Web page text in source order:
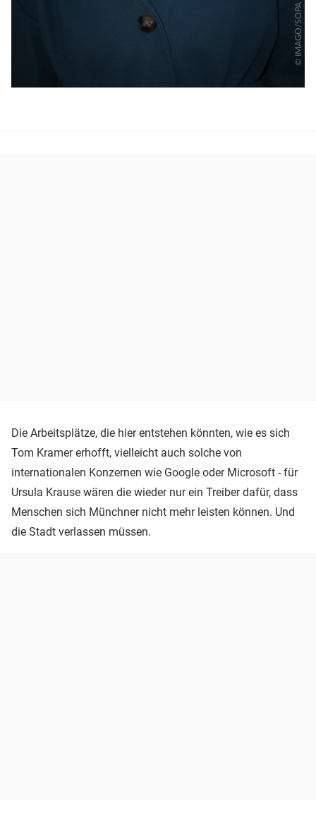
Die Arbeitsplätze, die hier entstehen könnten, wie es sich
Tom Kramer erhofft, vielleicht auch solche von
internationalen Konzernen wie Google oder Microsoft - für
Ursula Krause wären die wieder nur ein Treiber dafür, dass
Menschen sich Münchner nicht mehr leisten können. Und
die Stadt verlassen müssen.